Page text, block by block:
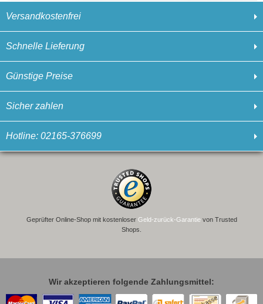
Versandkostenfrei
Schnelle Lieferung
Günstige Preise
Sicher zahlen
Hotline: 02165-376699
Geprüfter Online-Shop mit kostenloser Geld-zurück-Garantievon Trusted
Shops.
Wir akzeptieren folgende Zahlungsmittel: